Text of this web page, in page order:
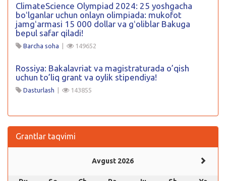
ClimateScience Olympiad 2024: 25 yoshgacha
boʻlganlar uchun onlayn olimpiada: mukofot
jamgʻarmasi 15 000 dollar va gʻoliblar Bakuga
bepul safar qiladi!
Barcha soha | 149652
Rossiya: Bakalavriat va magistraturada o’qish
uchun to’liq grant va oylik stipendiya!
Dasturlash | 143855
Grantlar taqvimi
Avgust 2026